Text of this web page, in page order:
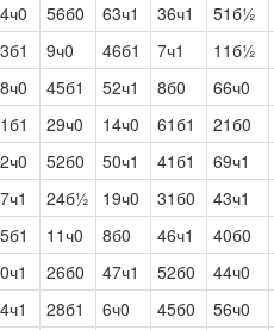
56б0 63ч1 36ч1 51б½
9ч0 46б1 7ч1 11б½
45б1 52ч1 8б0 66ч0
29ч0 14ч0 61б1 21б0
52б0 50ч1 41б1 69ч1
24б½ 19ч0 31б0 43ч1
11ч0 8б0 46ч1 40б0
26б0 47ч1 52б0 44ч0
28б1 6ч0 45б0 56ч0